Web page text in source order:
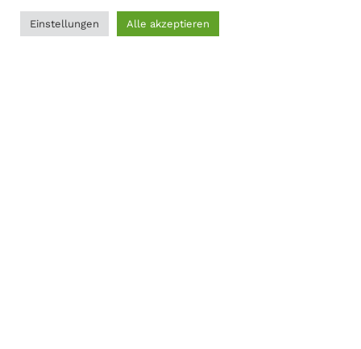
Adresse
Einstellungen Alle akzeptieren